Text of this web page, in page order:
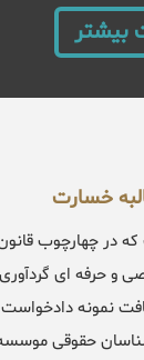
بیشتر
خسارت
در چهارچوب
حرفه ای
نمونه
حقوقی